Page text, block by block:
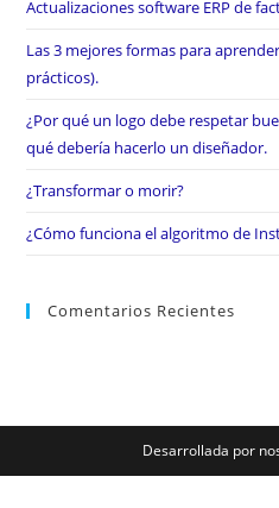
Actualizaciones software ERP de
Las 3 mejores formas para
prácticos).
¿Por qué un logo debe respetar
qué debería hacerlo un diseñador.
¿Transformar o morir?
¿Cómo funciona el algoritmo de
Comentarios Recientes
Desarrollada por